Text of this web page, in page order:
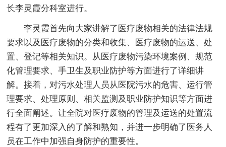
长李灵霞分科室进行。
李灵霞首先向大家讲解了医疗废物相关的法律法规
要求以及医疗废物的分类和收集、医疗废物的运送、处
置、登记等相关知识。从医疗废物污染环境案例、规范
化管理要求、手卫生及职业防护等方面进行了详细讲
解。接着，对污水处理人员从医院污水的危害、运行管
理要求、处理原则、相关监测及职业防护知识等方面进
行全面阐述。让全院对医疗废物的管理及运送的处置流
程有了更加深入的了解和熟知，并进一步明确了医务人
员在工作中加强自身防护的重要性。